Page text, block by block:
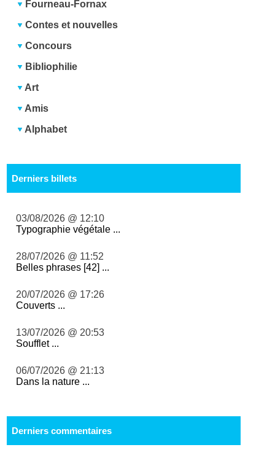
Fourneau-Fornax
Contes et nouvelles
Concours
Bibliophilie
Art
Amis
Alphabet
Derniers billets
03/08/2026 @ 12:10
Typographie végétale ...
28/07/2026 @ 11:52
Belles phrases [42] ...
20/07/2026 @ 17:26
Couverts ...
13/07/2026 @ 20:53
Soufflet ...
06/07/2026 @ 21:13
Dans la nature ...
Derniers commentaires